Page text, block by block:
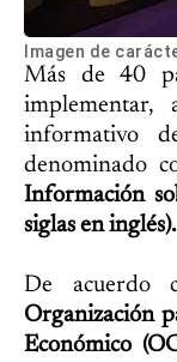
Imagen de
Más de 40
informativo
denominado
Información
siglas en inglés).
De acuerdo
Organización
Económico